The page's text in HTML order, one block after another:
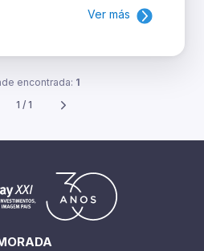
Ver más
encontrada: 1
1 / 1